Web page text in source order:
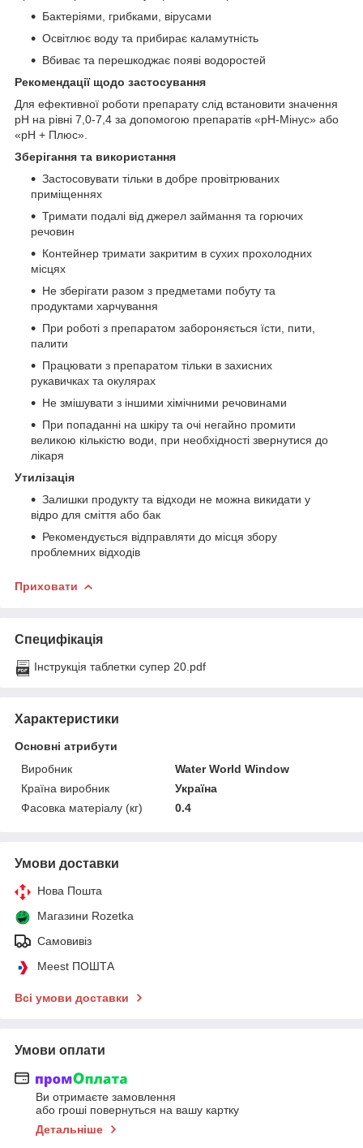
Бактеріями, грибками, вірусами
Освітлює воду та прибирає каламутність
Вбиває та перешкоджає появі водоростей
Рекомендації щодо застосування
Для ефективної роботи препарату слід встановити значення
рН на рівні 7,0-7,4 за допомогою препаратів «рН-Мінус» або
«рН + Плюс».
Зберігання та використання
Застосовувати тільки в добре провітрюваних
приміщеннях
Тримати подалі від джерел займання та горючих
речовин
Контейнер тримати закритим в сухих прохолодних
місцях
Не зберігати разом з предметами побуту та
продуктами харчування
При роботі з препаратом забороняється їсти, пити,
палити
Працювати з препаратом тільки в захисних
рукавичках та окулярах
Не змішувати з іншими хімічними речовинами
При попаданні на шкіру та очі негайно промити
великою кількістю води, при необхідності звернутися до
лікаря
Утилізація
Залишки продукту та відходи не можна викидати у
відро для сміття або бак
Рекомендується відправляти до місця збору
проблемних відходів
Приховати
Специфікація
Інструкція таблетки супер 20.pdf
Характеристики
Основні атрибути
Виробник
Water World Window
Країна виробник
Україна
Фасовка матеріалу (кг)
0.4
Умови доставки
Нова Пошта
Магазини Rozetka
Самовивіз
Meest ПОШТА
Всі умови доставки
Умови оплати
Ви отримаєте замовлення
або гроші повернуться на вашу картку
Детальніше